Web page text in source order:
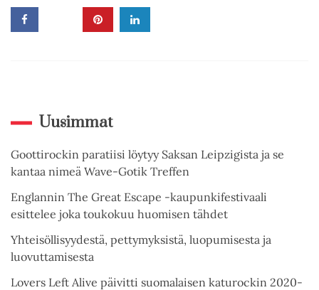
Uusimmat
Goottirockin paratiisi löytyy Saksan Leipzigista ja se
kantaa nimeä Wave-Gotik Treffen
Englannin The Great Escape -kaupunkifestivaali
esittelee joka toukokuu huomisen tähdet
Yhteisöllisyydestä, pettymyksistä, luopumisesta ja
luovuttamisesta
Lovers Left Alive päivitti suomalaisen katurockin 2020-